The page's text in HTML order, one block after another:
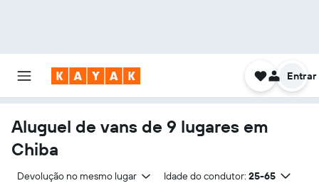
Entrar
Aluguel de vans de 9 lugares em
Chiba
Devolução no mesmo lugar Idade do condutor: 25-65